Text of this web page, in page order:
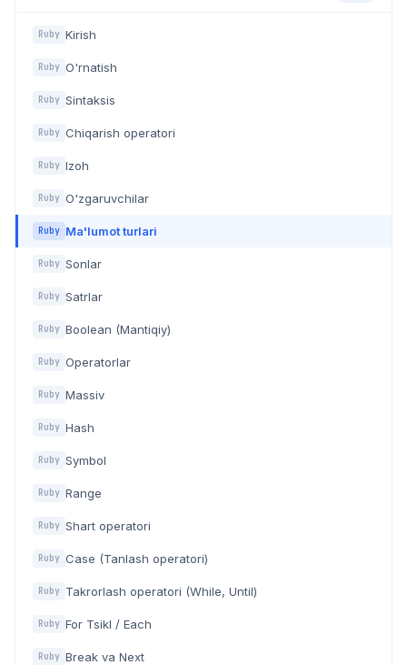
Ruby Kirish
Ruby O'rnatish
Ruby Sintaksis
Ruby Chiqarish operatori
Ruby Izoh
Ruby O'zgaruvchilar
Ruby Ma'lumot turlari
Ruby Sonlar
Ruby Satrlar
Ruby Boolean (Mantiqiy)
Ruby Operatorlar
Ruby Massiv
Ruby Hash
Ruby Symbol
Ruby Range
Ruby Shart operatori
Ruby Case (Tanlash operatori)
Ruby Takrorlash operatori (While, Until)
Ruby For Tsikl / Each
Ruby Break va Next